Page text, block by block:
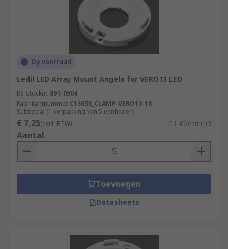
Op voorraad
Ledil LED Array Mount Angela for VERO13 LED
RS-stocknr. 891-0504
Fabrikantnummer C13658_CLAMP-VERO13-18
Subtotaal (1 verpakking van 5 eenheden)
€ 7,25(excl. BTW) € 1,45/eenheid
Aantal
Toevoegen
Datasheets